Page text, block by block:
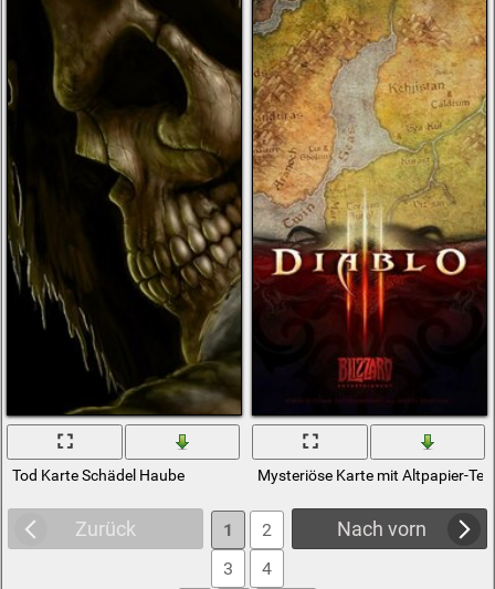
Tod Karte Schädel Haube Mysteriöse Karte mit Altpapier-
Zurück Nach vorn
1
2
3
4